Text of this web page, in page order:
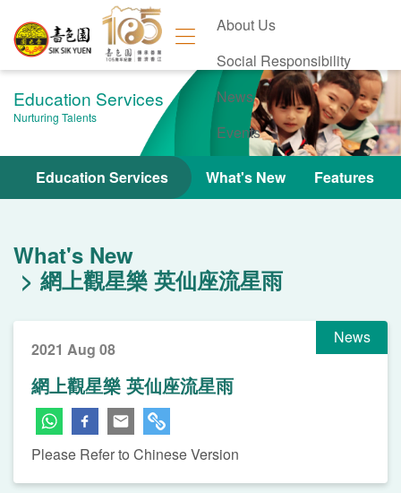
About Us
Social Responsibility
News
Events
Contact Us
Education Services
Nurturing Talents
Education Services What's New Features
What's New
網上觀星樂 英仙座流星雨
News
2021 Aug 08
網上觀星樂 英仙座流星雨
Please Refer to Chinese Version